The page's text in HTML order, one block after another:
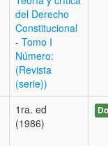
del Derecho
Constitucional
- Tomo I
Número:
(Revista
(serie))
1ra. ed
(1986)